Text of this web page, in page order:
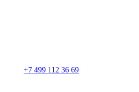
+7 499 112 36 69